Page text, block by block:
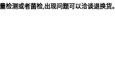
检测或者菌检,出现问题可以洽谈退换货。